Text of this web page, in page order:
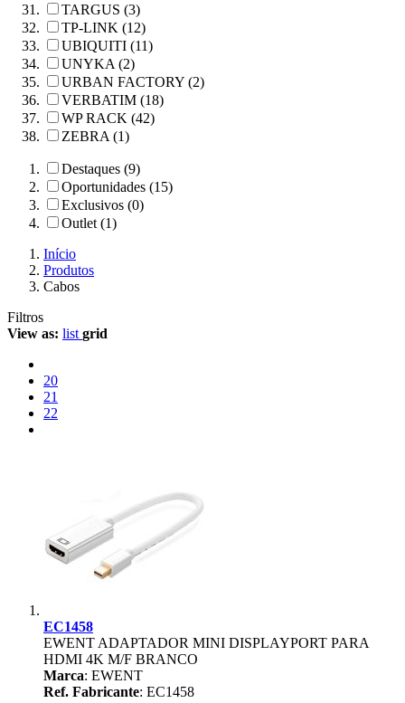
TARGUS (3)
TP-LINK (12)
UBIQUITI (11)
UNYKA (2)
URBAN FACTORY (2)
VERBATIM (18)
WP RACK (42)
ZEBRA (1)
Destaques (9)
Oportunidades (15)
Exclusivos (0)
Outlet (1)
Início
Produtos
Cabos
Filtros
View as: list grid
20
21
22
EC1458
EWENT ADAPTADOR MINI DISPLAYPORT PARA
HDMI 4K M/F BRANCO
Marca: EWENT
Ref. Fabricante: EC1458